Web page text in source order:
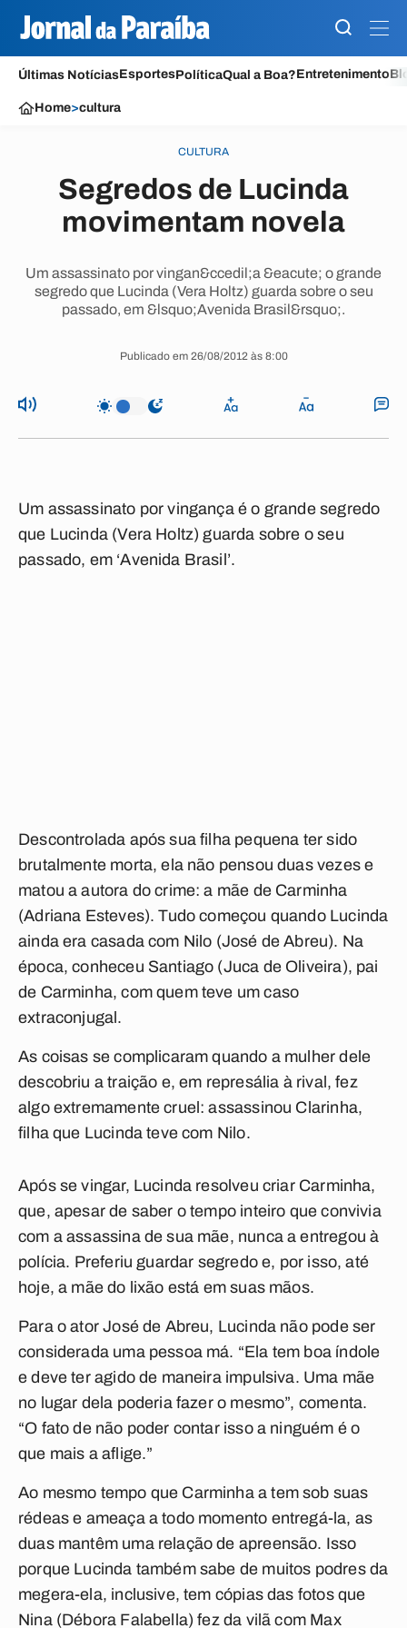
Últimas NotíciasEsportesPolíticaQual a Boa?Entretenimento
Home>cultura
CULTURA
Segredos de Lucinda
movimentam novela
Um assassinato por vingan&ccedil;a &eacute; o grande
segredo que Lucinda (Vera Holtz) guarda sobre o seu
passado, em &lsquo;Avenida Brasil&rsquo;.
Publicado em 26/08/2012 às 8:00
Um assassinato por vingança é o grande segredo
que Lucinda (Vera Holtz) guarda sobre o seu
passado, em ‘Avenida Brasil’.
Descontrolada após sua filha pequena ter sido
brutalmente morta, ela não pensou duas vezes e
matou a autora do crime: a mãe de Carminha
(Adriana Esteves). Tudo começou quando Lucinda
ainda era casada com Nilo (José de Abreu). Na
época, conheceu Santiago (Juca de Oliveira), pai
de Carminha, com quem teve um caso
extraconjugal.
As coisas se complicaram quando a mulher dele
descobriu a traição e, em represália à rival, fez
algo extremamente cruel: assassinou Clarinha,
filha que Lucinda teve com Nilo.
Após se vingar, Lucinda resolveu criar Carminha,
que, apesar de saber o tempo inteiro que convivia
com a assassina de sua mãe, nunca a entregou à
polícia. Preferiu guardar segredo e, por isso, até
hoje, a mãe do lixão está em suas mãos.
Para o ator José de Abreu, Lucinda não pode ser
considerada uma pessoa má. “Ela tem boa índole
e deve ter agido de maneira impulsiva. Uma mãe
no lugar dela poderia fazer o mesmo”, comenta.
“O fato de não poder contar isso a ninguém é o
que mais a aflige.”
Ao mesmo tempo que Carminha a tem sob suas
rédeas e ameaça a todo momento entregá-la, as
duas mantêm uma relação de apreensão. Isso
porque Lucinda também sabe de muitos podres da
megera-ela, inclusive, tem cópias das fotos que
Nina (Débora Falabella) fez da vilã com Max